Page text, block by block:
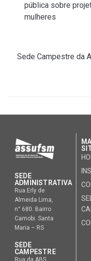
pública sobre
mulheres
Sede Campestre da
SEDE
ADMINISTRATIVA
Rua Erly de
Almeida Lima,
n° 680. Bairro
Camobi. Santa
Maria – RS
SEDE
CAMPESTRE